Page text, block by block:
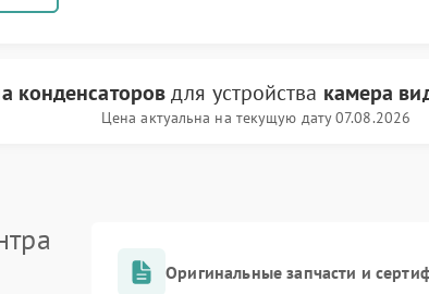
конденсаторовдля устройства камера
Цена актуальна на текущую дату 07.08.2026
Оригинальные запчасти и